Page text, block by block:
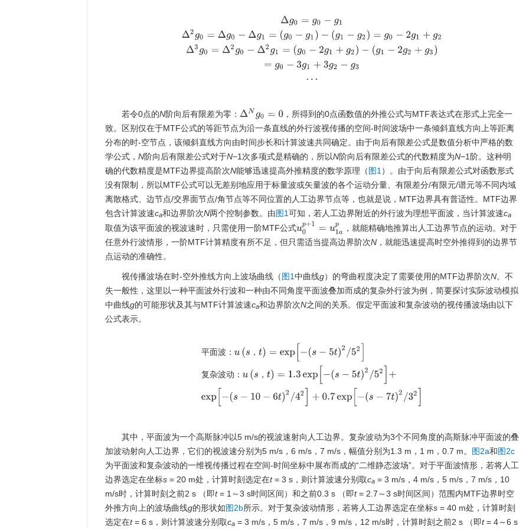
1=(g0 −g1)− g1 −g
若令0点的N阶向后有限差为零： ΔNg 0= 0
，所得到的0点函数值的外推公式与MTF表达式在形式上完全一
致。区别仅在于MTF公式的等距节点为沿一条直线的外行波视传播的空间-时间波场中一条倾斜直线方向上等距离
分布的时-空节点，该倾斜直线方向由时间步长和计算波速共同确定。由于向后有限差公式是数值分析中严格的数
学公式， N阶向后有限差公式对于N−1次多项式是精确的，所以N阶向后有限差公式的代数精度为N−1阶。这种明
确的代数精度是MTF边界提高阶次N能够迅速提高外推精度的数学原理（图1 ）。由于向后有限差公式对函数形式
没有限制，所以MTF公式可以无差别地应用于标量波或矢量波的各个运动分量、有限差分/有限元/谱元等不同内域
离散格式、边节点/交界面节点/角节点等不同位置的人工边界节点等，也就是说，MTF边界具有普适性。MTF边界
包含计算波速ca和边界阶次N两个控制参数。由图1可知，若人工边界附近的外行波为理想平面波，当计算波速ca
取值为该平面波的视波速时，只需使用一阶MTF公式u0p+ 1=u 1a
，就能精确地推算出人工边界节点的运动。对于
任意外行波情形，一阶MTF计算精度有所不足，但只需适当提高边界阶次N ，就能迅速提高时空外推得到的边界节
点运动的准确性。
视传播波场在时-空外推线方向上波场曲线（图1中曲线g）的弯曲程度决定了需要使用的MTF边界阶次N。不
失一般性，这里以一种平面波外行波和一种由不同角度平面波叠加而成的复杂外行波为例，简要探讨实际波动模拟
中曲线g的可能形状及其与MTF计算波速ca和边界阶次N之间的关系。假定平面波和复杂波动的视传播波场由以下
公式表示。
平面波 ： ，
复杂波动 ： ，
平面波： s， =exp 2/ 复杂波 动：
其中，平面波为一个高斯脉冲以5 m/s的视波速射向人工边界。复杂波动为3个不同角度的高斯脉冲平面波的叠
加波动射向人工边界，它们的视波速分别为5 m/s，6 m/s，7 m/s，幅值分别为1.3 m，1 m，0.7 m。 图2a和图2c
为平面波和复杂波动的一维视传播过程在空间-时间坐标中展布而成的“二维静态波场”。对于平面波情形，若将人工
边界选定在坐标s = 20 m处，计算时刻选定在t= 3 s，则计算波速分别取ca = 3 m/s，4 m/s，5 m/s，7 m/s，10
m/s时，计算时刻之前2 s （即t= 1～3 s时间区间）和之前0.3 s （即t= 2.7～3 s时间区间）范围内MTF边界时空
外推方向上的波场曲线g的形状如图2b所示。对于复杂波动情形，若将人工边界选定在坐标s = 40 m处，计算时刻
选定在t= 6 s，则计算波速分别取ca = 3 m/s，5 m/s，7 m/s，9 m/s，12 m/s时，计算时刻之前2 s （即t= 4～6 s